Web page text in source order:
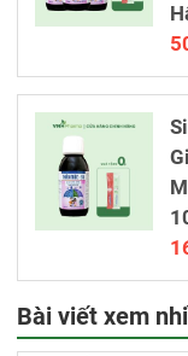
Bài viết xem